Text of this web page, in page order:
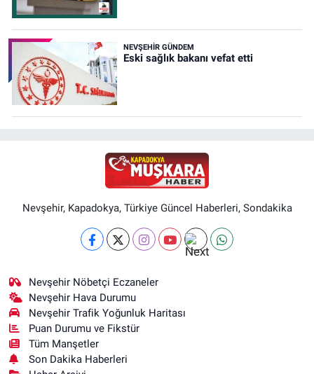
NEVŞEHIR GÜNDEM
Eski sağlık bakanı vefat etti
Nevşehir, Kapadokya, Türkiye Güncel Haberleri, Sondakika
Nevşehir Nöbetçi Eczaneler
Nevşehir Hava Durumu
Nevşehir Trafik Yoğunluk Haritası
Puan Durumu ve Fikstür
Tüm Manşetler
Son Dakika Haberleri